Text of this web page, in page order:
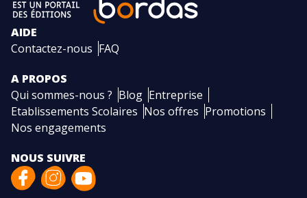
AIDE
Contactez-nous FAQ
A PROPOS
Qui sommes-nous ? Blog Entreprise
Etablissements Scolaires Nos offres Promotions
Nos engagements
NOUS SUIVRE